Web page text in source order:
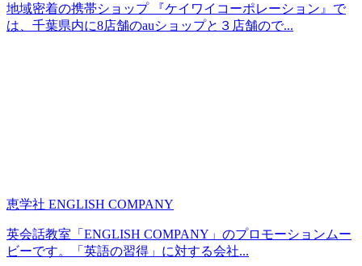
地域密着の携帯ショップ 『ケイワイコーポレーション』で
は、千葉県内に8店舗のauショップと３店舗ので...
恵学社 ENGLISH COMPANY
英会話教室「ENGLISH COMPANY」のプロモーションムー
ビーです。「英語の習得」に対する会社...